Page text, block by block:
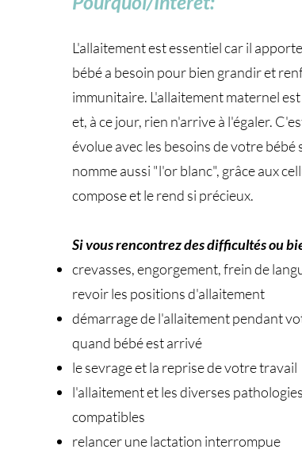
L'allaitement est essentiel car il
bébé a besoin pour bien grandir et
immunitaire. L'allaitement maternel
et, à ce jour, rien n'arrive à l'égaler.
évolue avec les besoins de votre bébé
nomme aussi "l'or blanc", grâce aux
compose et le rend si précieux.
Si vous rencontrez des difficultés ou
crevasses, engorgement, frein de
revoir les positions d'allaitement
démarrage de l'allaitement pendant
quand bébé est arrivé
le sevrage et la reprise de votre travail
l'allaitement et les diverses
compatibles
relancer une lactation interrompue